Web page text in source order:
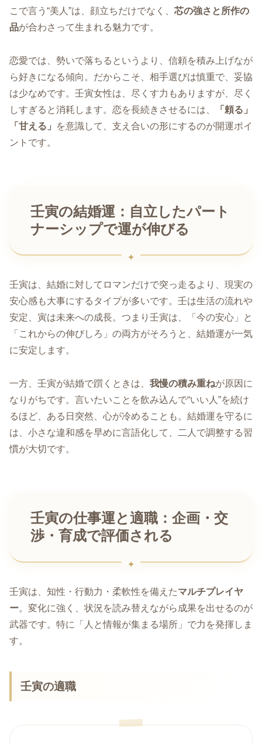
こで言う“美人”は、顔立ちだけでなく、 芯の強さと所作の
品が合わさって生まれる魅力です。
恋愛では、勢いで落ちるというより、信頼を積み上げなが
ら好きになる傾向。だからこそ、相手選びは慎重で、妥協
は少なめです。壬寅女性は、尽くす力もありますが、尽く
しすぎると消耗します。恋を長続きさせるには、
「頼る」
「甘える」
を意識して、支え合いの形にするのが開運ポイ
ントです。
壬寅の結婚運：自立したパート
ナーシップで運が伸びる
壬寅は、結婚に対してロマンだけで突っ走るより、現実の
安心感も大事にするタイプが多いです。壬は生活の流れや
安定、寅は未来への成長。つまり壬寅は、「今の安心」と
「これからの伸びしろ」の両方がそろうと、結婚運が一気
に安定します。
一方、壬寅が結婚で躓くときは、 我慢の積み重ねが原因に
なりがちです。言いたいことを飲み込んで“いい人”を続け
るほど、ある日突然、心が冷めることも。結婚運を守るに
は、小さな違和感を早めに言語化して、二人で調整する習
慣が大切です。
壬寅の仕事運と適職：企画・交
渉・育成で評価される
壬寅は、知性・行動力・柔軟性を備えたマルチプレイヤ
ー。変化に強く、状況を読み替えながら成果を出せるのが
武器です。特に「人と情報が集まる場所」で力を発揮しま
す。
壬寅の適職